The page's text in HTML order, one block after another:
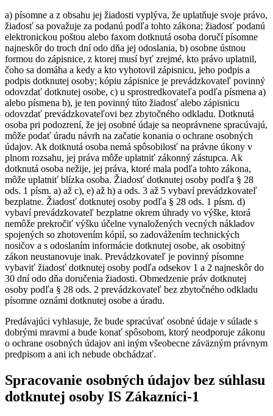
a) písomne a z obsahu jej žiadosti vyplýva, že uplatňuje svoje právo,
žiadosť sa považuje za podanú podľa tohto zákona; žiadosť podanú
elektronickou poštou alebo faxom dotknutá osoba doručí písomne
najneskôr do troch dní odo dňa jej odoslania, b) osobne ústnou
formou do zápisnice, z ktorej musí byť zrejmé, kto právo uplatnil,
čoho sa domáha a kedy a kto vyhotovil zápisnicu, jeho podpis a
podpis dotknutej osoby; kópiu zápisnice je prevádzkovateľ povinný
odovzdať dotknutej osobe, c) u sprostredkovateľa podľa písmena a)
alebo písmena b), je ten povinný túto žiadosť alebo zápisnicu
odovzdať prevádzkovateľovi bez zbytočného odkladu. Dotknutá
osoba pri podozrení, že jej osobné údaje sa neoprávnene spracúvajú,
môže podať úradu návrh na začatie konania o ochrane osobných
údajov. Ak dotknutá osoba nemá spôsobilosť na právne úkony v
plnom rozsahu, jej práva môže uplatniť zákonný zástupca. Ak
dotknutá osoba nežije, jej práva, ktoré mala podľa tohto zákona,
môže uplatniť blízka osoba. Žiadosť dotknutej osoby podľa § 28
ods. 1 písm. a) až c), e) až h) a ods. 3 až 5 vybaví prevádzkovateľ
bezplatne. Žiadosť dotknutej osoby podľa § 28 ods. 1 písm. d)
vybaví prevádzkovateľ bezplatne okrem úhrady vo výške, ktorá
nemôže prekročiť výšku účelne vynaložených vecných nákladov
spojených so zhotovením kópií, so zadovážením technických
nosičov a s odoslaním informácie dotknutej osobe, ak osobitný
zákon neustanovuje inak. Prevádzkovateľ je povinný písomne
vybaviť žiadosť dotknutej osoby podľa odsekov 1 a 2 najneskôr do
30 dní odo dňa doručenia žiadosti. Obmedzenie práv dotknutej
osoby podľa § 28 ods. 2 prevádzkovateľ bez zbytočného odkladu
písomne oznámi dotknutej osobe a úradu.
Predávajúci vyhlasuje, že bude spracúvať osobné údaje v súlade s
dobrými mravmi a bude konať spôsobom, ktorý neodporuje zákonu
o ochrane osobných údajov ani iným všeobecne záväzným právnym
predpisom a ani ich nebude obchádzať.
Spracovanie osobných údajov bez súhlasu
dotknutej osoby IS Zákazníci-1